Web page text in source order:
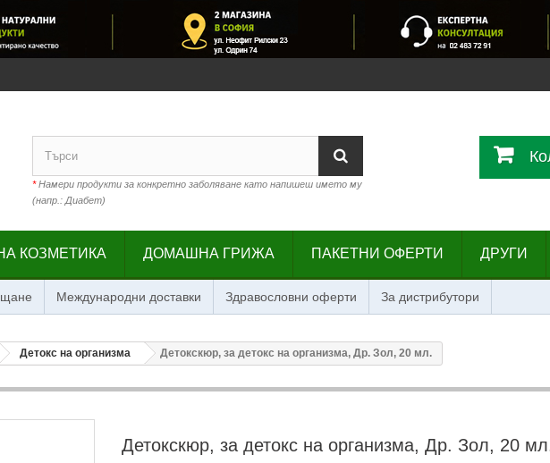
*Намери продукти за конкретно заболяване като напишеш името му
(напр.: Диабет)
КОЗМЕТИКА ДОМАШНА ГРИЖА ПАКЕТНИ ОФЕРТИ ДРУГИ
Международни доставки Здравословни оферти За дистрибутори
Детокс на организма Детокскюр, за детокс на организма, Др. Зол, 20 мл.
Детокскюр, за детокс на организма, Др. Зол, 20